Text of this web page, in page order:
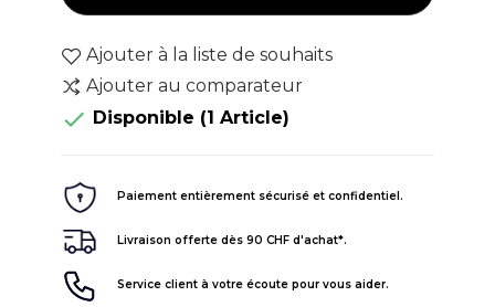
Ajouter à la liste de souhaits
Ajouter au comparateur
 Disponible (1 Article)
Paiement entièrement sécurisé et confidentiel.
Livraison offerte dès 90 CHF d'achat*.
Service client à votre écoute pour vous aider.